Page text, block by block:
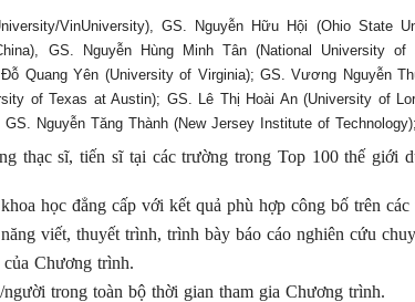
VinUniversity), GS. Nguyễn Hữu Hội (Ohio State
GS. Nguyễn Hùng Minh Tân (National University
Quang Yên (University of Virginia); GS. Vương Nguyễn
of Texas at Austin); GS. Lê Thị Hoài An (University of
Nguyễn Tăng Thành (New Jersey Institute of
thạc sĩ, tiến sĩ tại các trường trong Top 100 thế giới
học đẳng cấp với kết quả phù hợp công bố trên
viết, thuyết trình, trình bày báo cáo nghiên cứu
Chương trình.
trong toàn bộ thời gian tham gia Chương trình.